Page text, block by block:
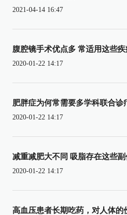
2021-04-14 16:47
腹腔镜手术优点多 常适用这些
2020-01-22 14:17
肥胖症为何常需要多学科联合诊
2020-01-22 14:17
减重减肥大不同 吸脂存在这些
2020-01-22 14:17
高血压患者长期吃药，对人体的